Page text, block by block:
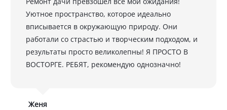
Уютное пространство, которое идеально
вписывается в окружающую природу. Они
работали со страстью и творческим подходом, и
результаты просто великолепны! Я ПРОСТО В
ВОСТОРГЕ. РЕБЯТ, рекомендую однозначно!
Женя